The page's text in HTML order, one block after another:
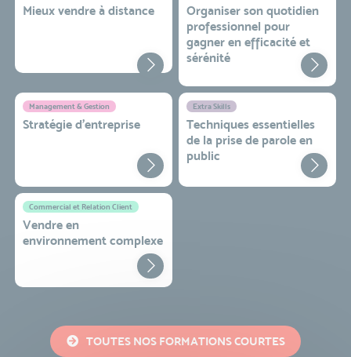
Mieux vendre à distance
Organiser son quotidien
professionnel pour
gagner en efficacité et
sérénité
Management & Gestion
Stratégie d’entreprise
Extra Skills
Techniques essentielles
de la prise de parole en
public
Commercial et Relation Client
Vendre en
environnement complexe
TOUTES NOS FORMATIONS COURTES